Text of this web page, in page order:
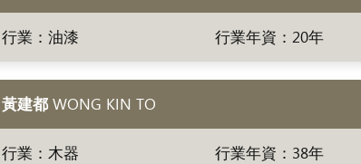
行業：油漆 行業年資：20年
黃建都 WONG KIN TO
行業：木器 行業年資：38年